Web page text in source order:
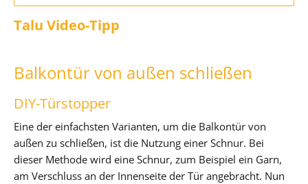
Talu Video-Tipp
Balkontür von außen schließen
DIY-Türstopper
Eine der einfachsten Varianten, um die Balkontür von
außen zu schließen, ist die Nutzung einer Schnur. Bei
dieser Methode wird eine Schnur, zum Beispiel ein Garn,
am Verschluss an der Innenseite der Tür angebracht. Nun